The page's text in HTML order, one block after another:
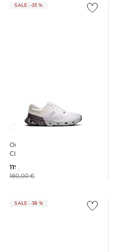
SALE: -33 %
On | Herren Laufschuhe
CLOUDFLYER 5
119,99 €
180,00 €
SALE: -38 %